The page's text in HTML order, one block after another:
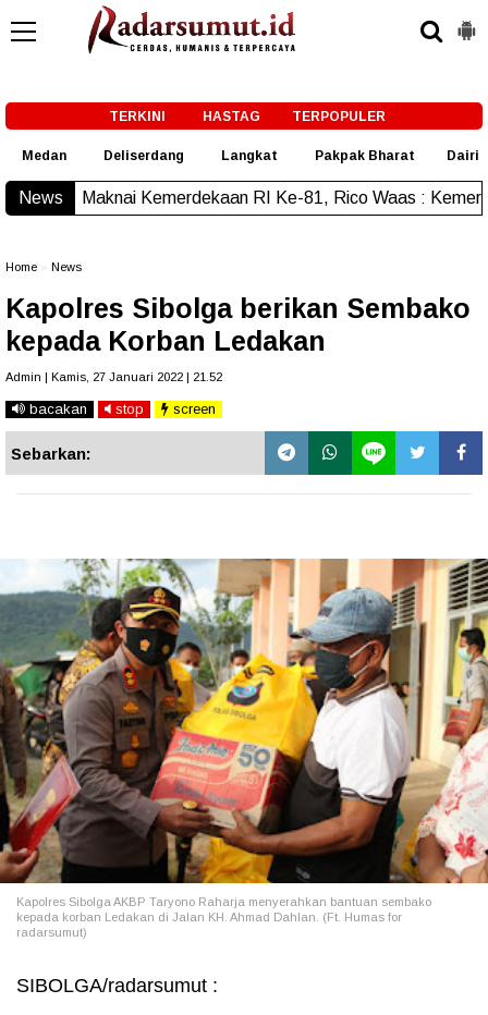
TERKINI HASTAG TERPOPULER
Medan Deliserdang Langkat Pakpak Bharat Dairi
News RI Ke-81, Rico Waas : Kemerdekaan Harus
Home News
Kapolres Sibolga berikan Sembako
kepada Korban Ledakan
Admin | Kamis, 27 Januari 2022 | 21.52
bacakan stop screen
Sebarkan:
Kapolres Sibolga AKBP Taryono Raharja menyerahkan bantuan sembako
kepada korban Ledakan di Jalan KH. Ahmad Dahlan. (Ft. Humas for
radarsumut)
SIBOLGA/radarsumut :